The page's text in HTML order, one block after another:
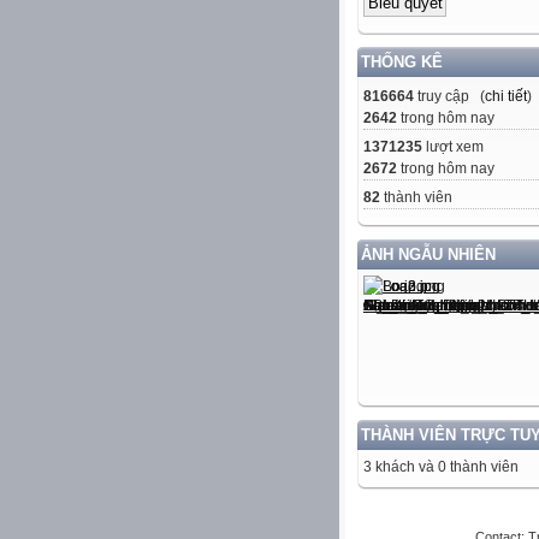
THỐNG KÊ
816664 truy cập (chi tiết)
2642 trong hôm nay
1371235 lượt xem
2672 trong hôm nay
82 thành viên
ẢNH NGẪU NHIÊN
THÀNH VIÊN TRỰC
3 khách và 0 thành viên